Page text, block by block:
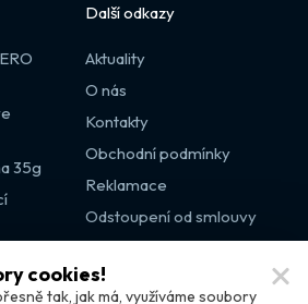
35g
Další odkazy
Aktuality
O nás
Kontakty
Obchodní podmínky
Reklamace
Odstoupení od smlouvy
Výprodej
cookies!
tak, jak má, využíváme soubory